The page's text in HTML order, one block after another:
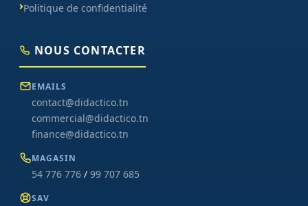
Politique de confidentialité
NOUS CONTACTER
EMAILS
contact@didactico.tn
commercial@didactico.tn
finance@didactico.tn
MAGASIN
54 776 776 / 99 707 685
SAV